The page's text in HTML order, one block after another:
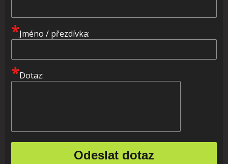
*Jméno / přezdívka:
*Dotaz: